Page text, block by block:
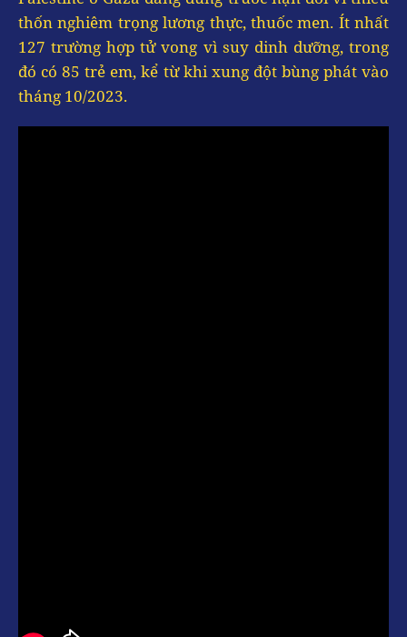
thốn nghiêm trọng lương thực, thuốc men. Ít nhất
127 trường hợp tử vong vì suy dinh dưỡng, trong
đó có 85 trẻ em, kể từ khi xung đột bùng phát vào
tháng 10/2023.